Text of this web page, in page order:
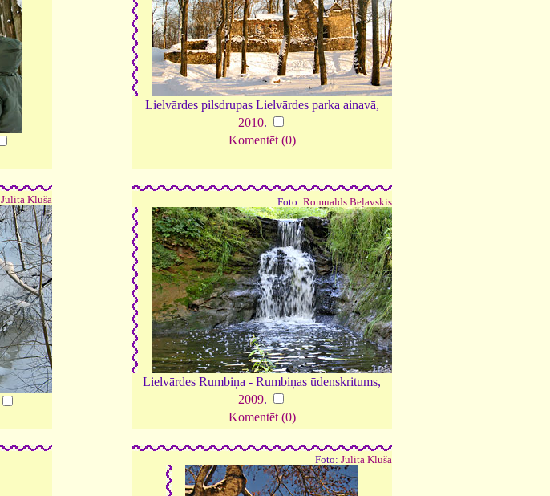
Lielvārdes pilsdrupas Lielvārdes parka ainavā,
2010.
Komentēt (0)
Julita Kluša Foto: Romualds Beļavskis
Lielvārdes Rumbiņa - Rumbiņas ūdenskritums,
2009.
Komentēt (0)
Foto: Julita Kluša